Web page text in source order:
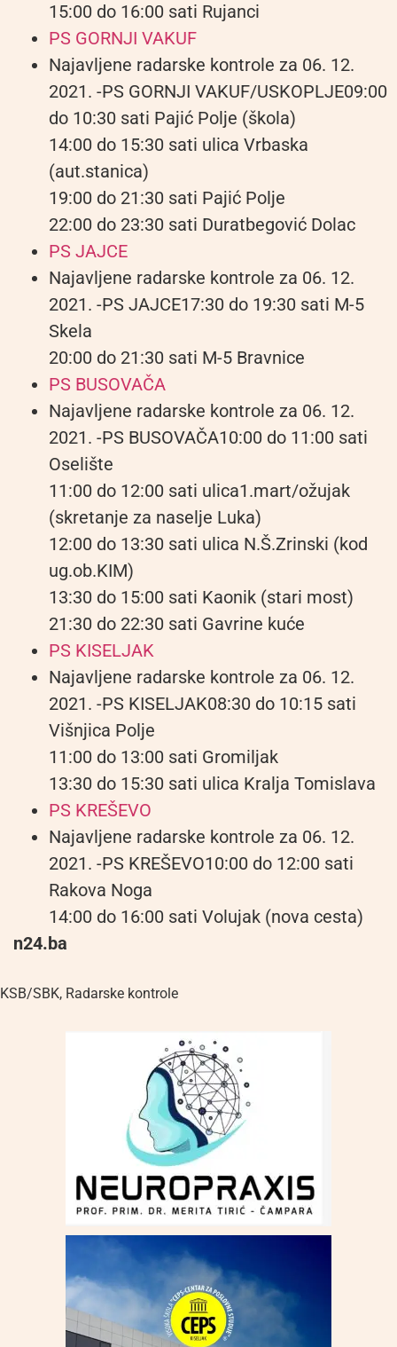
15:00 do 16:00 sati Rujanci
PS GORNJI VAKUF
Najavljene radarske kontrole za 06. 12.
2021. -PS GORNJI VAKUF/USKOPLJE09:00
do 10:30 sati Pajić Polje (škola)
14:00 do 15:30 sati ulica Vrbaska
(aut.stanica)
19:00 do 21:30 sati Pajić Polje
22:00 do 23:30 sati Duratbegović Dolac
PS JAJCE
Najavljene radarske kontrole za 06. 12.
2021. -PS JAJCE17:30 do 19:30 sati M-5
Skela
20:00 do 21:30 sati M-5 Bravnice
PS BUSOVAČA
Najavljene radarske kontrole za 06. 12.
2021. -PS BUSOVAČA10:00 do 11:00 sati
Oselište
11:00 do 12:00 sati ulica1.mart/ožujak
(skretanje za naselje Luka)
12:00 do 13:30 sati ulica N.Š.Zrinski (kod
ug.ob.KIM)
13:30 do 15:00 sati Kaonik (stari most)
21:30 do 22:30 sati Gavrine kuće
PS KISELJAK
Najavljene radarske kontrole za 06. 12.
2021. -PS KISELJAK08:30 do 10:15 sati
Višnjica Polje
11:00 do 13:00 sati Gromiljak
13:30 do 15:30 sati ulica Kralja Tomislava
PS KREŠEVO
Najavljene radarske kontrole za 06. 12.
2021. -PS KREŠEVO10:00 do 12:00 sati
Rakova Noga
14:00 do 16:00 sati Volujak (nova cesta)
n24.ba
KSB/SBK, Radarske kontrole